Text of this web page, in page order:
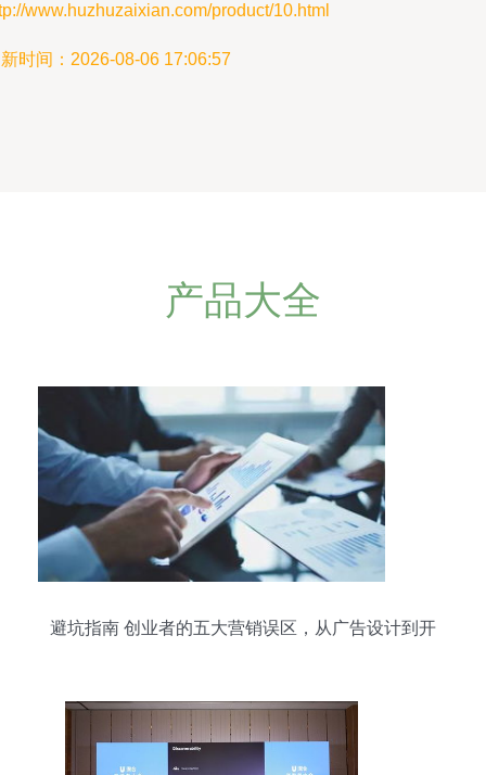
www.huzhuzaixian.com/product/10.html
时间：2026-08-06 17:06:57
产品大全
避坑指南 创业者的五大营销误区，从广告设计到开